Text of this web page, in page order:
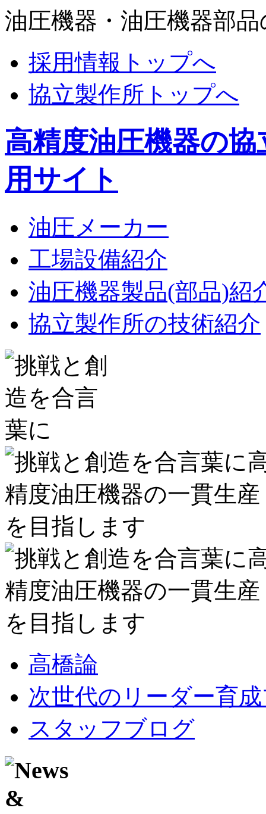
油圧機器・油圧機器部
採用情報トップへ
協立製作所トップへ
高精度油圧機器の
用サイト
油圧メーカー
工場設備紹介
油圧機器製品(部品)紹
協立製作所の技術紹介
高橋論
次世代のリーダー育
スタッフブログ